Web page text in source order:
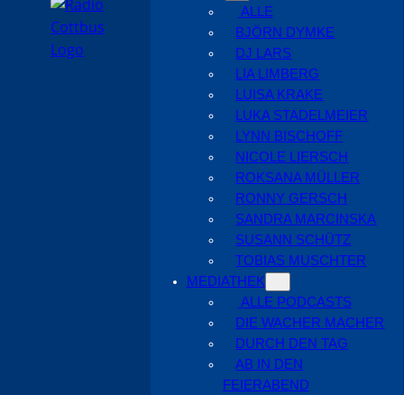
ALLE
BJÖRN DYMKE
DJ LARS
LIA LIMBERG
LUISA KRAKE
LUKA STADELMEIER
LYNN BISCHOFF
NICOLE LIERSCH
ROKSANA MÜLLER
RONNY GERSCH
SANDRA MARCINSKA
SUSANN SCHÜTZ
TOBIAS MUSCHTER
MEDIATHEK
ALLE PODCASTS
DIE WACHER MACHER
DURCH DEN TAG
AB IN DEN
FEIERABEND